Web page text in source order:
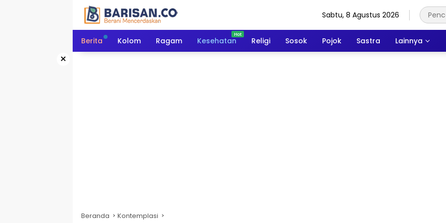
Sabtu, 8 Agustus 2026
Berita Kolom Ragam Kesehatan Religi Sosok Pojok Sastra Lainnya
×
Beranda Kontemplasi